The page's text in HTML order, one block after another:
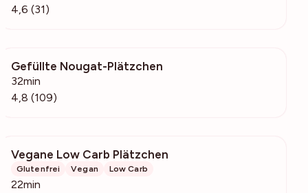
4,6 (31)
Gefüllte Nougat-Plätzchen
32min
4,8 (109)
Vegane Low Carb Plätzchen
Glutenfrei Vegan Low Carb
22min